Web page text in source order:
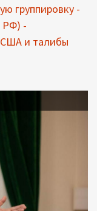
группировку -
РФ) -
США и талибы